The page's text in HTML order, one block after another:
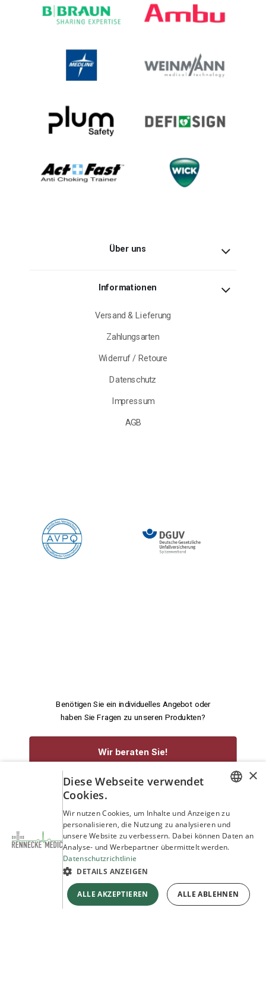
Über uns
Informationen
Versand & Lieferung
Zahlungsarten
Widerruf / Retoure
Datenschutz
Impressum
AGB
Benötigen Sie ein individuelles Angebot oder
haben Sie Fragen zu unseren Produkten?
Wir beraten Sie!
service@rennecke-medic.com +49 1573 933272
ENGLISH
×
Diese Webseite verwendet
Cookies.
Wir nutzen Cookies, um Inhalte und Anzeigen zu
personalisieren, die Nutzung zu analysieren und
unsere Website zu verbessern. Dabei können Daten an
Analyse- und Werbepartner übermittelt werden.
Datenschutzrichtlinie
DETAILS ANZEIGEN
ALLE AKZEPTIEREN ALLE ABLEHNEN